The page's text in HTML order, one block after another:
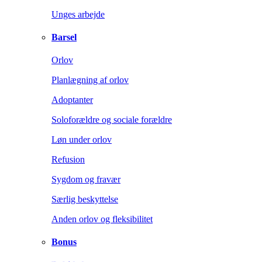
Unges arbejde
Barsel
Orlov
Planlægning af orlov
Adoptanter
Soloforældre og sociale forældre
Løn under orlov
Refusion
Sygdom og fravær
Særlig beskyttelse
Anden orlov og fleksibilitet
Bonus